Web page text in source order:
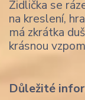
Židlička se
na kreslení,
má zkrátka
krásnou
Důležité